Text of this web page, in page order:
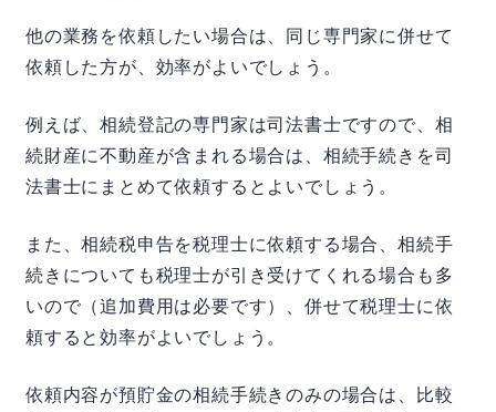
他の業務を依頼したい場合は、同じ専門家に併せて
依頼した方が、効率がよいでしょう。
例えば、相続登記の専門家は司法書士ですので、相
続財産に不動産が含まれる場合は、相続手続きを司
法書士にまとめて依頼するとよいでしょう。
また、相続税申告を税理士に依頼する場合、相続手
続きについても税理士が引き受けてくれる場合も多
いので（追加費用は必要です）、併せて税理士に依
頼すると効率がよいでしょう。
依頼内容が預貯金の相続手続きのみの場合は、比較